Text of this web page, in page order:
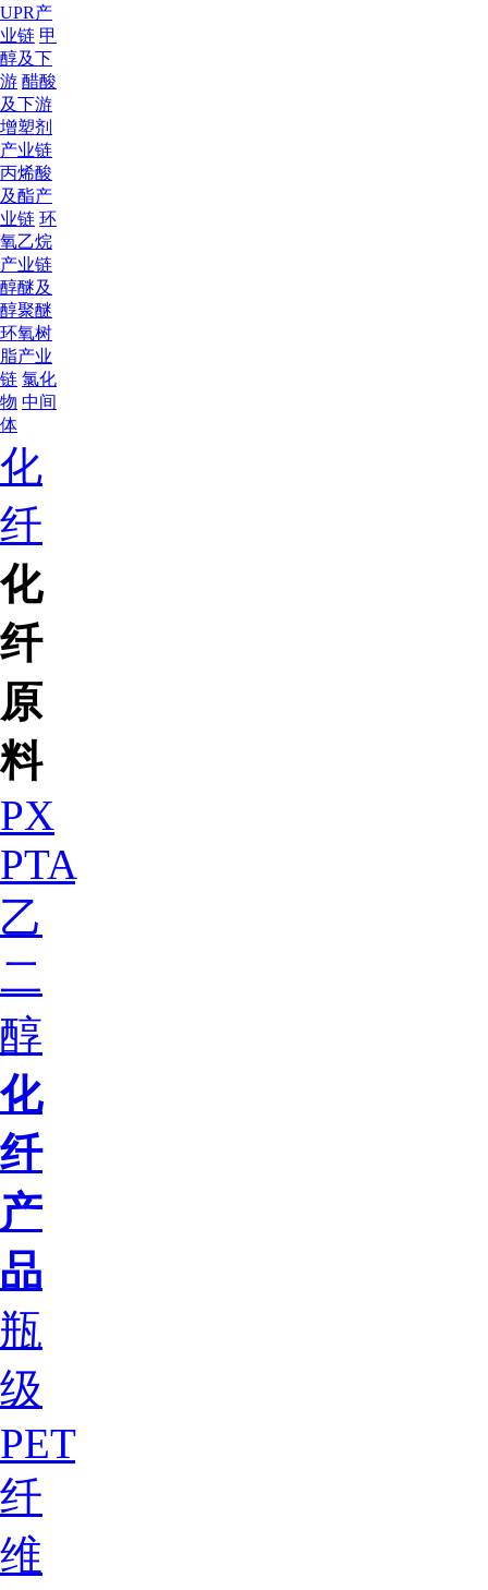
UPR产
业链 甲
醇及下
游 醋酸
及下游
增塑剂
产业链
丙烯酸
及酯产
业链 环
氧乙烷
产业链
醇醚及
醇聚醚
环氧树
脂产业
链 氯化
物 中间
体
化
纤
化
纤
原
料
PX
PTA
乙
二
醇
化
纤
产
品
瓶
级
PET
纤
维